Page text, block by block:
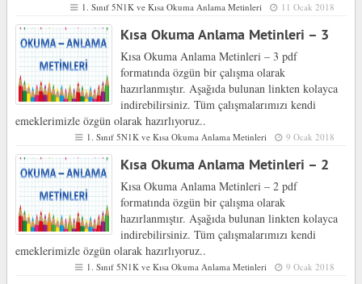
1. Sınıf 5N1K ve Kısa Okuma Anlama Metinleri 11 Ocak 2018
Kısa Okuma Anlama Metinleri – 3
Kısa Okuma Anlama Metinleri – 3 pdf
formatında özgün bir çalışma olarak
hazırlanmıştır. Aşağıda bulunan linkten kolayca
indirebilirsiniz. Tüm çalışmalarımızı kendi
emeklerimizle özgün olarak hazırlıyoruz..
1. Sınıf 5N1K ve Kısa Okuma Anlama Metinleri 9 Ocak 2018
Kısa Okuma Anlama Metinleri – 2
Kısa Okuma Anlama Metinleri – 2 pdf
formatında özgün bir çalışma olarak
hazırlanmıştır. Aşağıda bulunan linkten kolayca
indirebilirsiniz. Tüm çalışmalarımızı kendi
emeklerimizle özgün olarak hazırlıyoruz..
1. Sınıf 5N1K ve Kısa Okuma Anlama Metinleri 9 Ocak 2018